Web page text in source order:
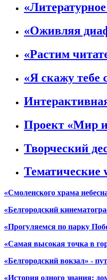
«Оживляя
«Растим
«Я скажу тебе
Проект «Мир
Творческий
Тематические
«Смоленского храма
«Белгородский
«Прогуляемся по парку
«Самая высокая точка в
«Белгородский вокзал» -
«История одного знания: